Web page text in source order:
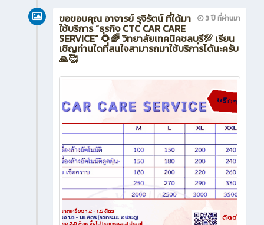
3 ปี ที่ผ่านมา
ขอขอบคุณ อาจารย์ รุจิรัตน์ ที่ใด้มา
ใช้บริการ “ธุรกิจ CTC CAR CARE
SERVICE” 🌻🌈 วิทยาลัยเทคนิคชลบุรี💯 เรียน
เชิญท่านใดที่สนใจสามารถมาใช้บริการได้นะครับ
🙏🥰